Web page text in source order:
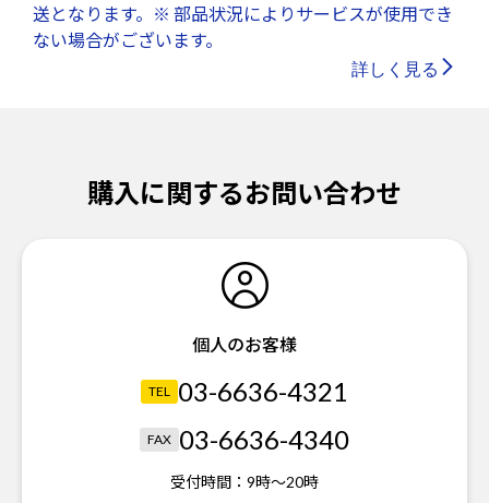
送となります。※ 部品状況によりサービスが使用でき
ない場合がございます。
詳しく見る
購入に関するお問い合わせ
個人のお客様
TEL 03-6636-4321
FAX 03-6636-4340
受付時間： 9時～20時